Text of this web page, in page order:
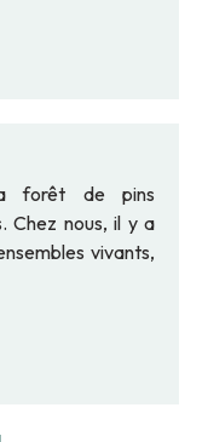
forêt de pins
Chez nous, il y a
vivants,